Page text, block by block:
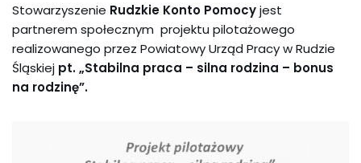
Stowarzyszenie Rudzkie Konto Pomocyjest
partnerem społecznym projektu pilotażowego
realizowanego przez Powiatowy Urząd Pracy w Rudzie
Śląskiej pt. „Stabilna praca – silna rodzina – bonus
na rodzinę”.